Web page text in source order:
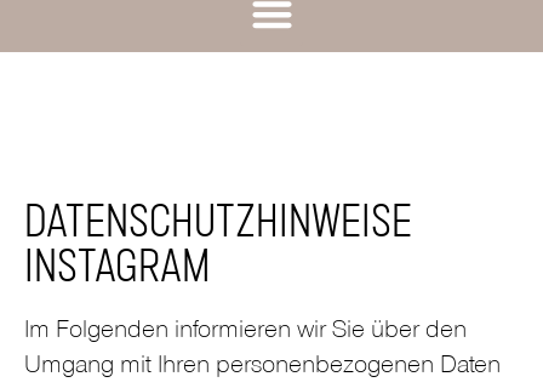
DATENSCHUTZHINWEISE
INSTAGRAM
Im Folgenden informieren wir Sie über den
Umgang mit Ihren personenbezogenen Daten